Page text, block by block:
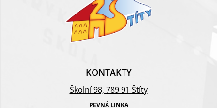
KONTAKTY
Školní 98, 789 91 Štíty
PEVNÁ LINKA